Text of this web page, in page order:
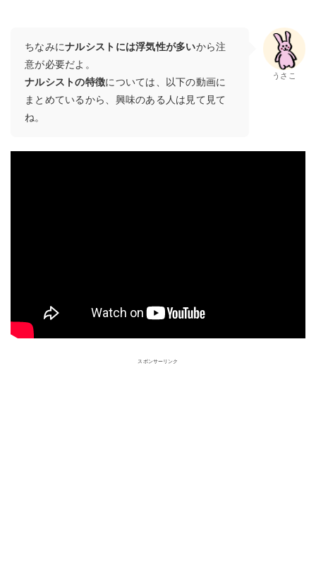
ちなみにナルシストには浮気性が多いから注
意が必要だよ。
ナルシストの特徴については、以下の動画に
まとめているから、興味のある人は見て見て
ね。
うさこ
スポンサーリンク